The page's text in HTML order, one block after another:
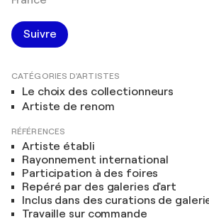
Suivre
CATÉGORIES D'ARTISTES
Le choix des collectionneurs
Artiste de renom
RÉFÉRENCES
Artiste établi
Rayonnement international
Participation à des foires
Repéré par des galeries d'art
Inclus dans des curations de
Travaille sur commande